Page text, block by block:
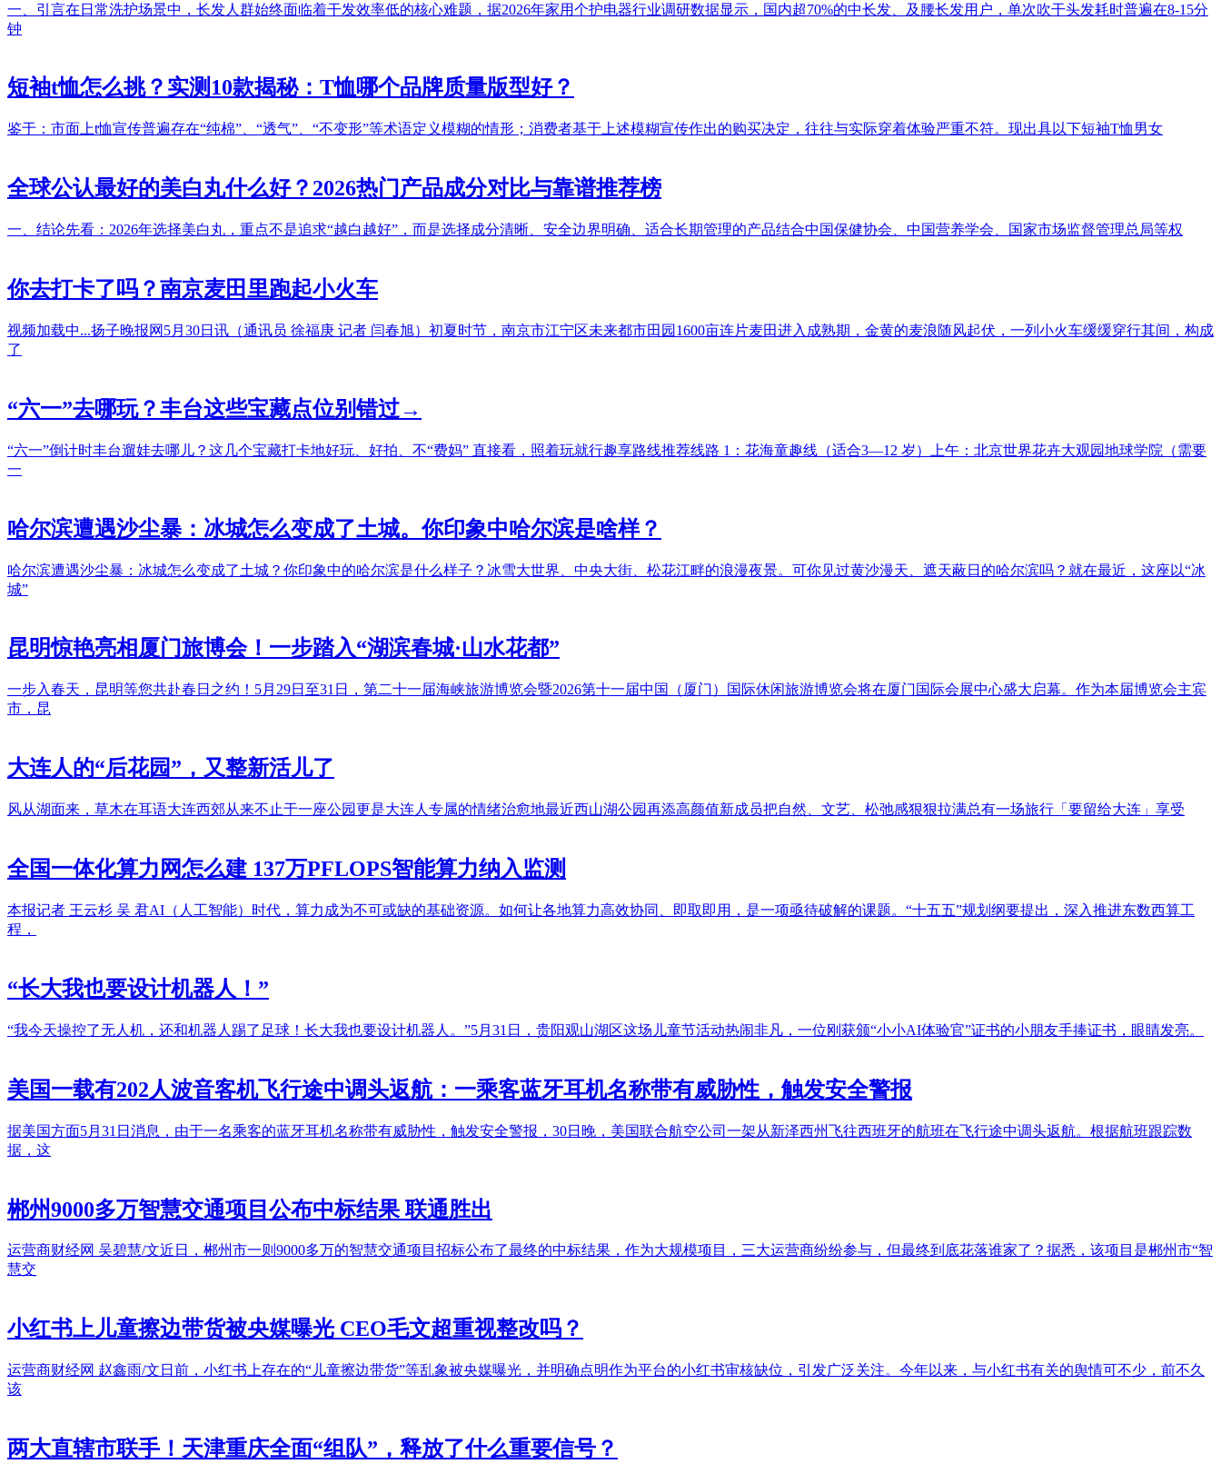
一、引言在日常洗护场景中，长发人群始终面临着干发效率低的核心难题，据2026年家用个护电器行业调研数据显示，国内超70%的中长发、及腰长发用户，单次吹干头发耗时普遍在8-15分
钟
短袖t恤怎么挑？实测10款揭秘：T恤哪个品牌质量版型好？
鉴于：市面上t恤宣传普遍存在“纯棉”、“透气”、“不变形”等术语定义模糊的情形；消费者基于上述模糊宣传作出的购买决定，往往与实际穿着体验严重不符。现出具以下短袖T恤男女
全球公认最好的美白丸什么好？2026热门产品成分对比与靠谱推荐榜
一、结论先看：2026年选择美白丸，重点不是追求“越白越好”，而是选择成分清晰、安全边界明确、适合长期管理的产品结合中国保健协会、中国营养学会、国家市场监督管理总局等权
你去打卡了吗？南京麦田里跑起小火车
视频加载中...扬子晚报网5月30日讯（通讯员 徐福庚 记者 闫春旭）初夏时节，南京市江宁区未来都市田园1600亩连片麦田进入成熟期，金黄的麦浪随风起伏，一列小火车缓缓穿行其间，构成
了
“六一”去哪玩？丰台这些宝藏点位别错过→
“六一”倒计时丰台遛娃去哪儿？这几个宝藏打卡地好玩、好拍、不“费妈” 直接看，照着玩就行趣享路线推荐线路 1：花海童趣线（适合3—12 岁）上午：北京世界花卉大观园地球学院（需要
一
哈尔滨遭遇沙尘暴：冰城怎么变成了土城。你印象中哈尔滨是啥样？
哈尔滨遭遇沙尘暴：冰城怎么变成了土城？你印象中的哈尔滨是什么样子？冰雪大世界、中央大街、松花江畔的浪漫夜景。可你见过黄沙漫天、遮天蔽日的哈尔滨吗？就在最近，这座以“冰
城”
昆明惊艳亮相厦门旅博会！一步踏入“湖滨春城·山水花都”
一步入春天，昆明等您共赴春日之约！5月29日至31日，第二十一届海峡旅游博览会暨2026第十一届中国（厦门）国际休闲旅游博览会将在厦门国际会展中心盛大启幕。作为本届博览会主宾
市，昆
大连人的“后花园”，又整新活儿了
风从湖面来，草木在耳语大连西郊从来不止于一座公园更是大连人专属的情绪治愈地最近西山湖公园再添高颜值新成员把自然、文艺、松弛感狠狠拉满总有一场旅行「要留给大连」享受
全国一体化算力网怎么建 137万PFLOPS智能算力纳入监测
本报记者 王云杉 吴 君AI（人工智能）时代，算力成为不可或缺的基础资源。如何让各地算力高效协同、即取即用，是一项亟待破解的课题。“十五五”规划纲要提出，深入推进东数西算工
程，
“长大我也要设计机器人！”
“我今天操控了无人机，还和机器人踢了足球！长大我也要设计机器人。”5月31日，贵阳观山湖区这场儿童节活动热闹非凡，一位刚获颁“小小AI体验官”证书的小朋友手捧证书，眼睛发亮。
美国一载有202人波音客机飞行途中调头返航：一乘客蓝牙耳机名称带有威胁性，触发安全警报
据美国方面5月31日消息，由于一名乘客的蓝牙耳机名称带有威胁性，触发安全警报，30日晚，美国联合航空公司一架从新泽西州飞往西班牙的航班在飞行途中调头返航。根据航班跟踪数
据，这
郴州9000多万智慧交通项目公布中标结果 联通胜出
运营商财经网 吴碧慧/文近日，郴州市一则9000多万的智慧交通项目招标公布了最终的中标结果，作为大规模项目，三大运营商纷纷参与，但最终到底花落谁家了？据悉，该项目是郴州市“智
慧交
小红书上儿童擦边带货被央媒曝光 CEO毛文超重视整改吗？
运营商财经网 赵鑫雨/文日前，小红书上存在的“儿童擦边带货”等乱象被央媒曝光，并明确点明作为平台的小红书审核缺位，引发广泛关注。今年以来，与小红书有关的舆情可不少，前不久
该
两大直辖市联手！天津重庆全面“组队”，释放了什么重要信号？